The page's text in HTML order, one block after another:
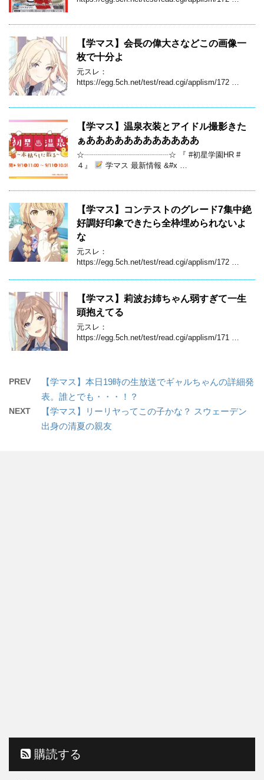
【学マス】会長の偉大さなどこの画像一
枚で十分よ
元スレ：
https://egg.5ch.net/test/read.cgi/applism/172 …
【学マス】温泉衣装とアイドル撮影きた
ぁああああああああああああ
☆┈┈┈┈┈┈┈┈┈┈┈☆ 『 #初星学園HR #
４』
学マス 最新情報 &#x …
【学マス】コンテストのグレード7集中絶
好調好印象できたら全枠埋められないよ
な
元スレ：
https://egg.5ch.net/test/read.cgi/applism/172 …
【学マス】莉波お姉ちゃん弱すぎて一生
頭抱えてる
元スレ：
https://egg.5ch.net/test/read.cgi/applism/171 …
PREV
【学マス】本日19時の生放送でギャルちゃんの詳細発
表。誰とでも・・・！？
NEXT
【学マス】リーリヤってこの子かな？ スウェーデン
出身の清夏の親友
購読する